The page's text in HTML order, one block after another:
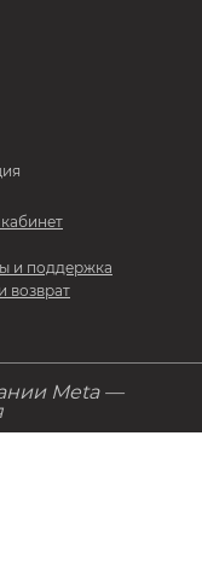
и поддержка
возврат
Meta —